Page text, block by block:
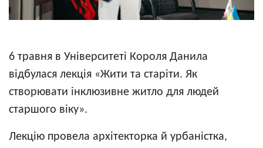
6 травня в Університеті Короля Данила
відбулася лекція «Жити та старіти. Як
створювати інклюзивне житло для людей
старшого віку».
Лекцію провела архітекторка й урбаністка,